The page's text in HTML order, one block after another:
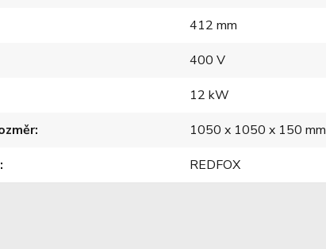
412 mm
400 V
12 kW
1050 x 1050 x 150 mm
REDFOX